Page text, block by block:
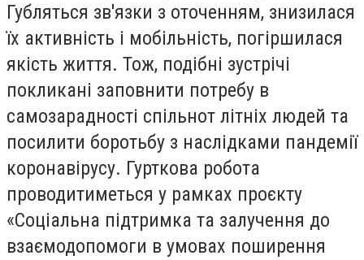
Губляться зв'язки з оточенням, знизилася
їх активність і мобільність, погіршилася
якість життя. Тож, подібні зустрічі
покликані заповнити потребу в
самозарадності спільнот літніх людей та
посилити боротьбу з наслідками пандемії
коронавірусу. Гурткова робота
проводитиметься у рамках проєкту
«Соціальна підтримка та залучення до
взаємодопомоги в умовах поширення